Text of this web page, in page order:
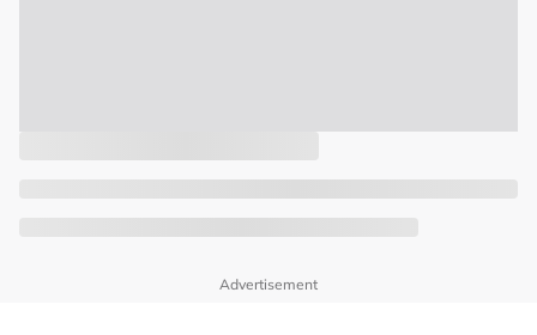
Advertisement